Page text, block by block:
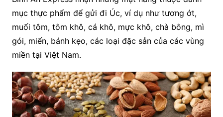
mục thực phẩm để gửi đi Úc, ví dụ như tương ớt,
muối tôm, tôm khô, cá khô, mực khô, chà bông, mì
gói, miến, bánh kẹo, các loại đặc sản của các vùng
miền tại Việt Nam.